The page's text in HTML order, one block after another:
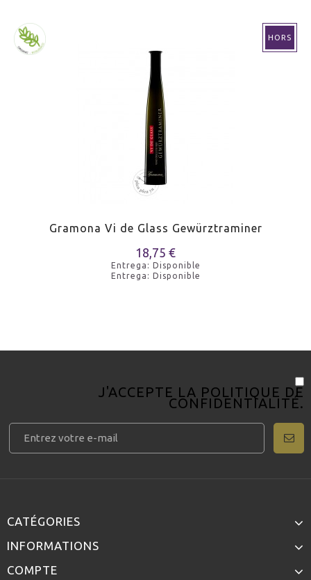
MARIDAJE
Foie
HORS
Gramona Vi de Glass Gewürztraminer
18,75 €
Entrega: Disponible
Entrega: Disponible
J'ACCEPTE LA POLITIQUE DE
CONFIDENTIALITÉ.
CATÉGORIES
INFORMATIONS
COMPTE